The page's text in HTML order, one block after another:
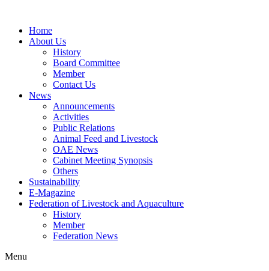
Home
About Us
History
Board Committee
Member
Contact Us
News
Announcements
Activities
Public Relations
Animal Feed and Livestock
OAE News
Cabinet Meeting Synopsis
Others
Sustainability
E-Magazine
Federation of Livestock and Aquaculture
History
Member
Federation News
Menu